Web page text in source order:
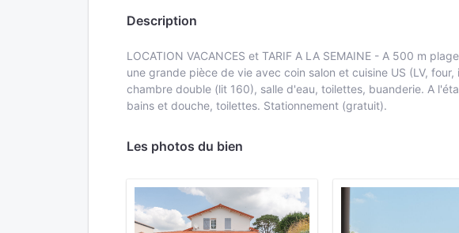
Description
LOCATION VACANCES et TARIF A LA SEMAINE - A 500 m
une grande pièce de vie avec coin salon et cuisine US (LV,
chambre double (lit 160), salle d'eau, toilettes, buanderie. A
bains et douche, toilettes. Stationnement (gratuit).
Les photos du bien